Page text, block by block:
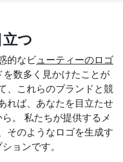
つ
的なビ ューティーのロゴ
を数多く見かけたことが
、これらのブランドと競
れば、あなたを目立たせ
。 私たちが提供するメ
そのようなロゴを生成す
ョンです。